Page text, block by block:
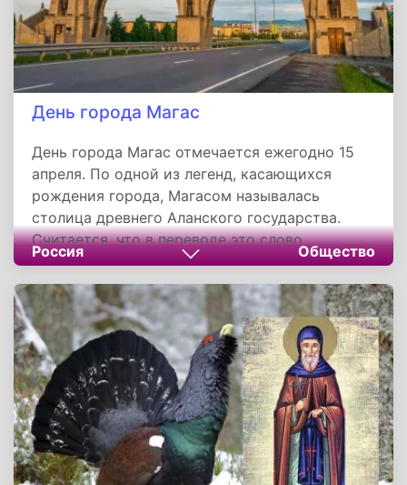
День города Магас
День города Магас отмечается ежегодно 15
апреля. По одной из легенд, касающихся
рождения города, Магасом называлась
столица древнего Аланского государства.
Считается, что в переводе это слово
обозначает «город солнца». Однако точное
расположение аланской столицы не
установлено. Магас - город в России, столица
Республики Ингушетии. Располагается на
полого-наклонной террасе над рекой Сунжей
на высоте от 520 до 650 метров над уровнем
моря.
Россия Общество